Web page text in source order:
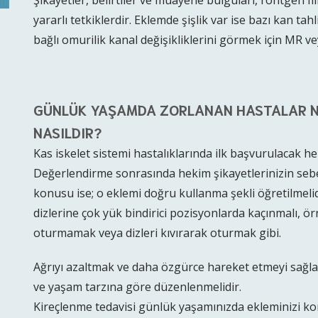
yararlı tetkiklerdir. Eklemde şişlik var ise bazı kan
bağlı omurilik kanal değişikliklerini görmek için MR
GÜNLÜK YAŞAMDA ZORLANAN HASTALAR
NASILDIR?
Kas iskelet sistemi hastalıklarında ilk başvurulacak
Değerlendirme sonrasında hekim şikayetlerinizin
konusu ise; o eklemi doğru kullanma şekli
dizlerine çok yük bindirici pozisyonlarda kaçınmalı,
oturmamak veya dizleri kıvırarak oturmak gibi.
Ağrıyı azaltmak ve daha özgürce hareket etmeyi
ve yaşam tarzına göre düzenlenmelidir.
Kireçlenme tedavisi günlük yaşamınızda ekleminizi